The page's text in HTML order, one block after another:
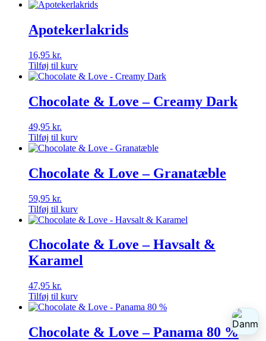
Apotekerlakrids
16,95 kr.
Tilføj til kurv
Chocolate & Love – Creamy Dark
49,95 kr.
Tilføj til kurv
Chocolate & Love – Granatæble
59,95 kr.
Tilføj til kurv
Chocolate & Love – Havsalt &
Karamel
47,95 kr.
Tilføj til kurv
Chocolate & Love – Panama 80 %